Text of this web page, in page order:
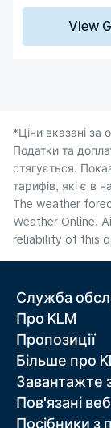
View
*Ціни вказані за
Податки та
стягується.
тарифів, які є в
The weather
Weather Online.
reliability of this
Служба
Про KLM
Пропозиції
Більше про
Завантажте
Пов'язані
Посібники з